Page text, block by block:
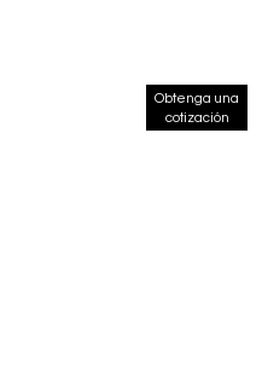
Obtenga una
cotización